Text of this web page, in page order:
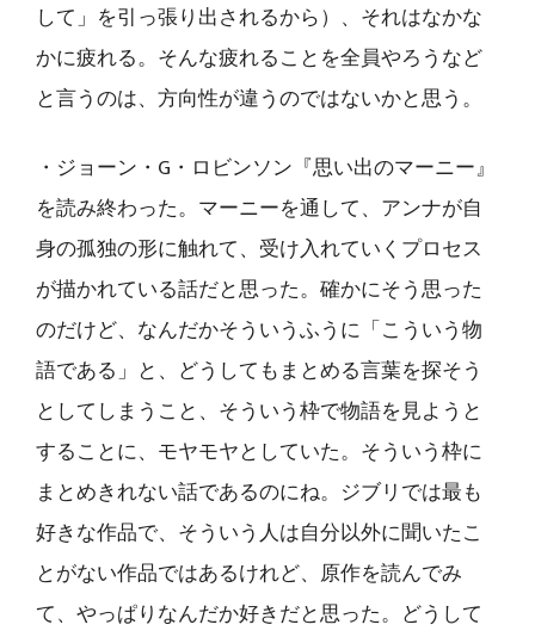
して」を引っ張り出されるから）、それはなかな
かに疲れる。そんな疲れることを全員やろうなど
と言うのは、方向性が違うのではないかと思う。
・ジョーン・G・ロビンソン『思い出のマーニー』
を読み終わった。マーニーを通して、アンナが自
身の孤独の形に触れて、受け入れていくプロセス
が描かれている話だと思った。確かにそう思った
のだけど、なんだかそういうふうに「こういう物
語である」と、どうしてもまとめる言葉を探そう
としてしまうこと、そういう枠で物語を見ようと
することに、モヤモヤとしていた。そういう枠に
まとめきれない話であるのにね。ジブリでは最も
好きな作品で、そういう人は自分以外に聞いたこ
とがない作品ではあるけれど、原作を読んでみ
て、やっぱりなんだか好きだと思った。どうして